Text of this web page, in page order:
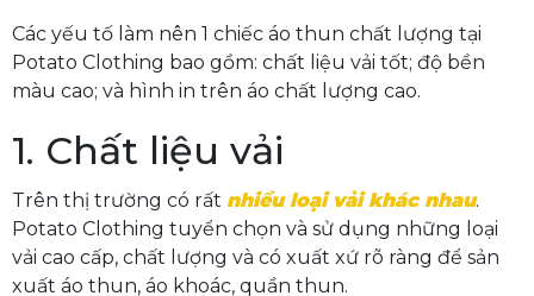
Các yếu tố làm nên 1 chiếc áo thun chất lượng tại
Potato Clothing bao gồm: chất liệu vải tốt; độ bền
màu cao; và hình in trên áo chất lượng cao.
1. Chất liệu vải
Trên thị trường có rất nhiều loại vải khác nhau.
Potato Clothing tuyển chọn và sử dụng những loại
vải cao cấp, chất lượng và có xuất xứ rõ ràng để sản
xuất áo thun, áo khoác, quần thun.